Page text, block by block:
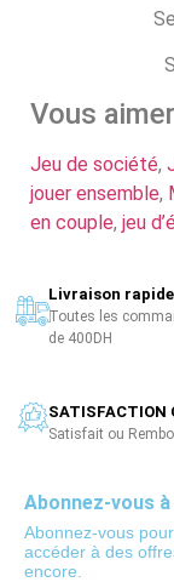
Vous
Jeu de société,
jouer ensemble,
en couple, jeu
Livraison
Toutes les
de 400DH
SATISFACTION
Satisfait ou
Abonnez-vous
Abonnez-vous
accéder à des
encore.